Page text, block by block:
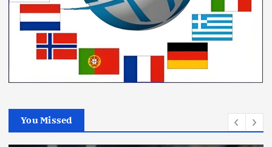
You Missed